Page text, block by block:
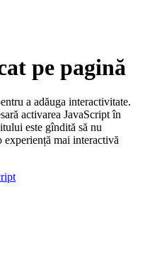
pe pagină
a adăuga interactivitate.
activarea JavaScript în
este gîndită să nu
mai interactivă